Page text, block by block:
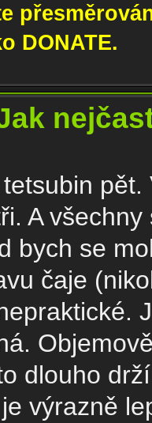
DONATE.
A
bych se
čaje
dlouho
výrazně